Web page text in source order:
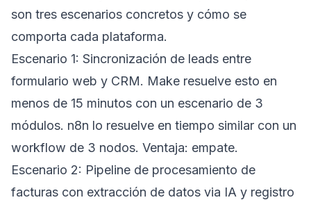
son tres escenarios concretos y cómo se
comporta cada plataforma.
Escenario 1: Sincronización de leads entre
formulario web y CRM. Make resuelve esto en
menos de 15 minutos con un escenario de 3
módulos. n8n lo resuelve en tiempo similar con un
workflow de 3 nodos. Ventaja: empate.
Escenario 2: Pipeline de procesamiento de
facturas con extracción de datos via IA y registro